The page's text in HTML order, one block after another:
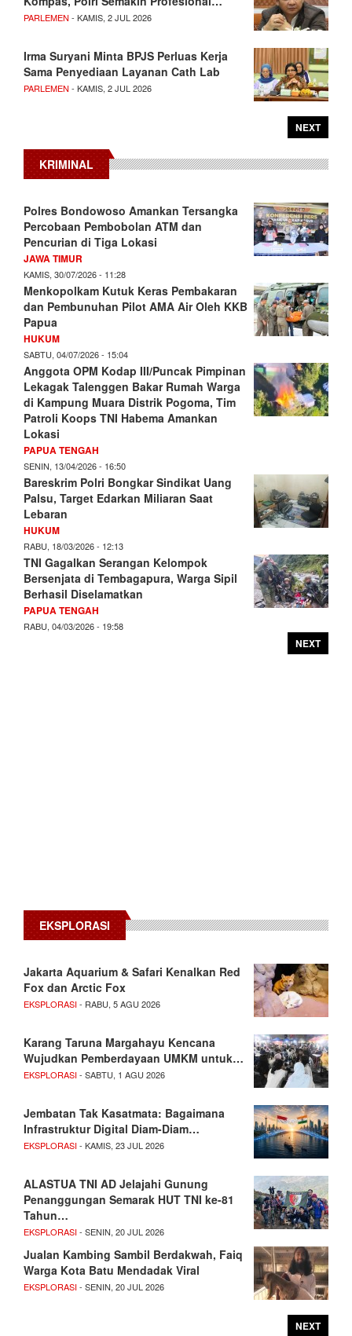
PARLEMEN - KAMIS, 2 JUL 2026
Irma Suryani Minta BPJS Perluas Kerja
Sama Penyediaan Layanan Cath Lab
PARLEMEN - KAMIS, 2 JUL 2026
NEXT
KRIMINAL
Polres Bondowoso Amankan Tersangka
Percobaan Pembobolan ATM dan
Pencurian di Tiga Lokasi
JAWA TIMUR
KAMIS, 30/07/2026 - 11:28
Menkopolkam Kutuk Keras Pembakaran
dan Pembunuhan Pilot AMA Air Oleh KKB
Papua
HUKUM
SABTU, 04/07/2026 - 15:04
Anggota OPM Kodap III/Puncak Pimpinan
Lekagak Talenggen Bakar Rumah Warga
di Kampung Muara Distrik Pogoma, Tim
Patroli Koops TNI Habema Amankan
Lokasi
PAPUA TENGAH
SENIN, 13/04/2026 - 16:50
Bareskrim Polri Bongkar Sindikat Uang
Palsu, Target Edarkan Miliaran Saat
Lebaran
HUKUM
RABU, 18/03/2026 - 12:13
TNI Gagalkan Serangan Kelompok
Bersenjata di Tembagapura, Warga Sipil
Berhasil Diselamatkan
PAPUA TENGAH
RABU, 04/03/2026 - 19:58
NEXT
EKSPLORASI
Jakarta Aquarium & Safari Kenalkan Red
Fox dan Arctic Fox
EKSPLORASI- RABU, 5 AGU 2026
Karang Taruna Margahayu Kencana
Wujudkan Pemberdayaan UMKM untuk…
EKSPLORASI- SABTU, 1 AGU 2026
Jembatan Tak Kasatmata: Bagaimana
Infrastruktur Digital Diam-Diam…
EKSPLORASI- KAMIS, 23 JUL 2026
ALASTUA TNI AD Jelajahi Gunung
Penanggungan Semarak HUT TNI ke-81
Tahun…
EKSPLORASI- SENIN, 20 JUL 2026
Jualan Kambing Sambil Berdakwah, Faiq
Warga Kota Batu Mendadak Viral
EKSPLORASI- SENIN, 20 JUL 2026
NEXT